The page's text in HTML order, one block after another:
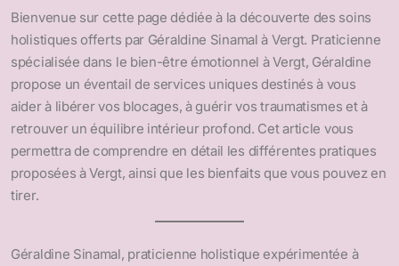
Bienvenue sur cette page dédiée à la découverte des soins
holistiques offerts par Géraldine Sinamal à Vergt. Praticienne
spécialisée dans le bien-être émotionnel à Vergt, Géraldine
propose un éventail de services uniques destinés à vous
aider à libérer vos blocages, à guérir vos traumatismes et à
retrouver un équilibre intérieur profond. Cet article vous
permettra de comprendre en détail les différentes pratiques
proposées à Vergt, ainsi que les bienfaits que vous pouvez en
tirer.
Géraldine Sinamal, praticienne holistique expérimentée à